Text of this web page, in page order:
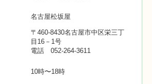
名古屋松坂屋
〒460-8430名古屋市中区栄三丁
目16－1号
電話 052-264-3611
10時〜18時